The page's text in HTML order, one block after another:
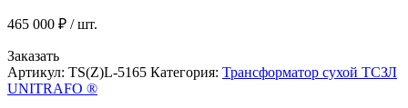
465 000 ₽ / шт.
Заказать
Артикул: TS(Z)L-5165 Категория: Трансформатор сухой ТСЗЛ
UNITRAFO ®